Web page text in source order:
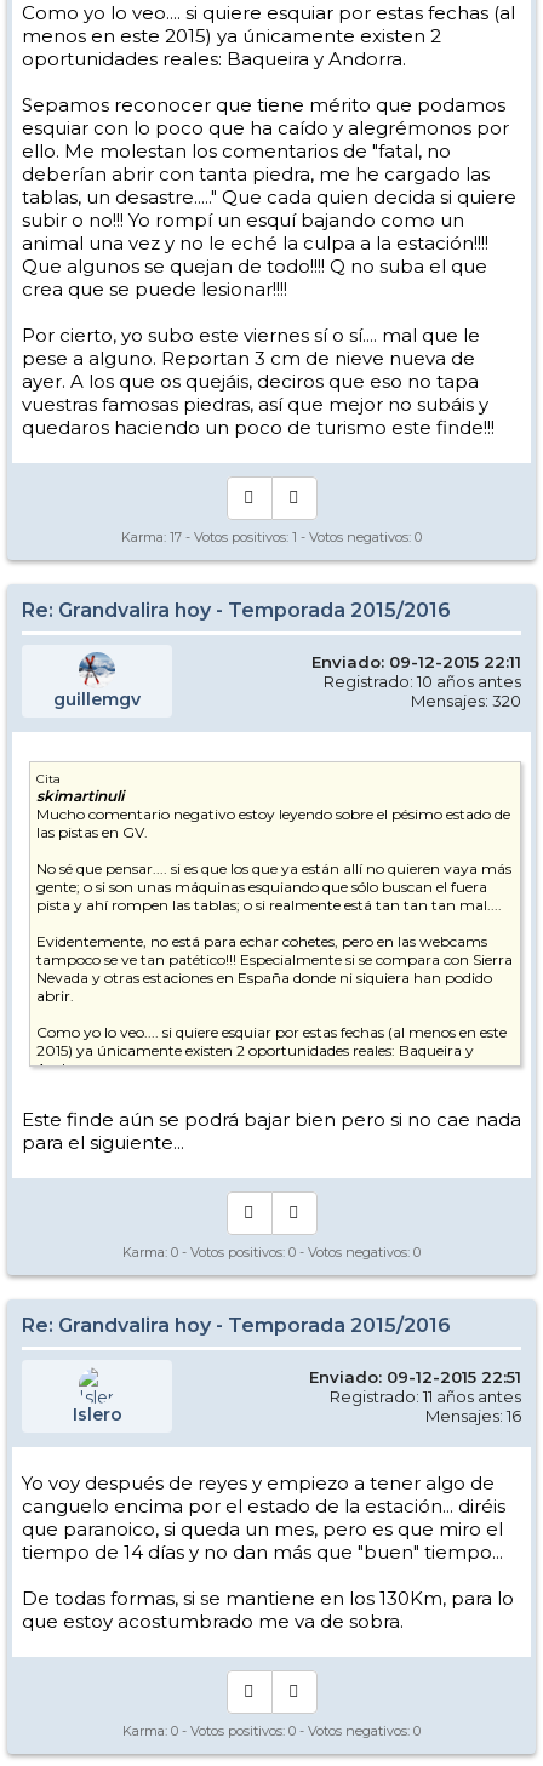
Como yo lo veo.... si quiere esquiar por estas fechas (al
menos en este 2015) ya únicamente existen 2
oportunidades reales: Baqueira y Andorra.
Sepamos reconocer que tiene mérito que podamos
esquiar con lo poco que ha caído y alegrémonos por
ello. Me molestan los comentarios de "fatal, no
deberían abrir con tanta piedra, me he cargado las
tablas, un desastre....." Que cada quien decida si quiere
subir o no!!! Yo rompí un esquí bajando como un
animal una vez y no le eché la culpa a la estación!!!!
Que algunos se quejan de todo!!!! Q no suba el que
crea que se puede lesionar!!!!
Por cierto, yo subo este viernes sí o sí.... mal que le
pese a alguno. Reportan 3 cm de nieve nueva de
ayer. A los que os quejáis, deciros que eso no tapa
vuestras famosas piedras, así que mejor no subáis y
quedaros haciendo un poco de turismo este finde!!!
Karma: 17 - Votos positivos: 1 - Votos negativos: 0
Re: Grandvalira hoy - Temporada 2015/2016
guillemgv
Enviado: 09-12-2015 22:11
Registrado: 10 años antes
Mensajes: 320
Cita
skimartinuli
Mucho comentario negativo estoy leyendo sobre el pésimo estado de
las pistas en GV.
No sé que pensar.... si es que los que ya están allí no quieren vaya más
gente; o si son unas máquinas esquiando que sólo buscan el fuera
pista y ahí rompen las tablas; o si realmente está tan tan tan mal....
Evidentemente, no está para echar cohetes, pero en las webcams
tampoco se ve tan patético!!! Especialmente si se compara con Sierra
Nevada y otras estaciones en España donde ni siquiera han podido
abrir.
Como yo lo veo.... si quiere esquiar por estas fechas (al menos en este
2015) ya únicamente existen 2 oportunidades reales: Baqueira y
Andorra.
poco que ha caído y alegrémonos por ello. Me molestan los
comentarios de "fatal, no deberían abrir con tanta piedra, me he
subir o no!!! Yo rompí un esquí bajando como un animal una vez y
no le eché la culpa a la estación!!!! Que algunos se quejan de todo!!!! Q
no suba el que crea que se puede lesionar!!!!
Por cierto, yo subo este viernes sí o sí.... mal que le pese a alguno.
quedaros haciendo un poco de turismo este finde!!!
Este finde aún se podrá bajar bien pero si no cae nada
para el siguiente...
Karma: 0 - Votos positivos: 0 - Votos negativos: 0
Re: Grandvalira hoy - Temporada 2015/2016
Islero
Enviado: 09-12-2015 22:51
Registrado: 11 años antes
Mensajes: 16
Yo voy después de reyes y empiezo a tener algo de
canguelo encima por el estado de la estación... diréis
que paranoico, si queda un mes, pero es que miro el
tiempo de 14 días y no dan más que "buen" tiempo...
De todas formas, si se mantiene en los 130Km, para lo
que estoy acostumbrado me va de sobra.
Karma: 0 - Votos positivos: 0 - Votos negativos: 0